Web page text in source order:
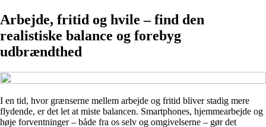
Arbejde, fritid og hvile – find den
realistiske balance og forebyg
udbrændthed
I en tid, hvor grænserne mellem arbejde og fritid bliver stadig mere
flydende, er det let at miste balancen. Smartphones, hjemmearbejde og
høje forventninger – både fra os selv og omgivelserne – gør det